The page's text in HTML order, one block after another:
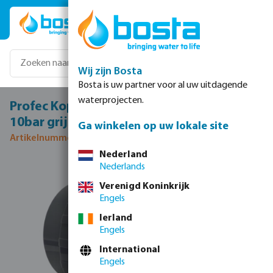
Ga naar de hoofdinhoud
Profec Koppeling PVC-U 110 mm lijmmof
10bar grijs
Artikelnummer 0110079
Afbeeldingengalerij overslaan
Wij zijn Bosta
Bosta is uw partner voor al uw uitdagende
waterprojecten.
Ga winkelen op uw lokale site
Nederland
Nederlands
Verenigd Koninkrijk
Engels
Ierland
Engels
International
Engels